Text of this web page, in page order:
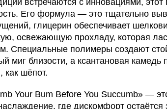
встречаются с инновациями, этот
Его формула — это тщательно
глицерин обеспечивает
освежающую прохладу, которая
Специальные полимеры создают
миг близости, а ксантановая камедь
как шёпот.
Your Bum Before You Succumb» —
где дискомфорт остаётся